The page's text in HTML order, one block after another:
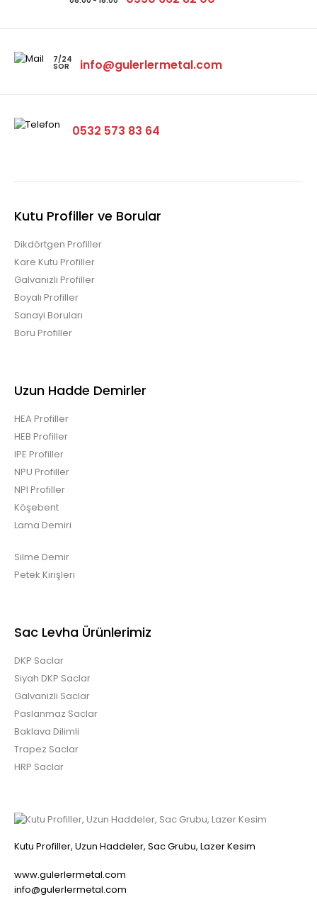
7/24
SOR info@gulerlermetal.com
0532 573 83 64
Kutu Profiller ve Borular
Dikdörtgen Profiller
Kare Kutu Profiller
Galvanizli Profiller
Boyalı Profiller
Sanayi Boruları
Boru Profiller
Uzun Hadde Demirler
HEA Profiller
HEB Profiller
IPE Profiller
NPU Profiller
NPI Profiller
Köşebent
Lama Demiri
Silme Demir
Petek Kirişleri
Sac Levha Ürünlerimiz
DKP Saclar
Siyah DKP Saclar
Galvanizli Saclar
Paslanmaz Saclar
Baklava Dilimli
Trapez Saclar
HRP Saclar
Kutu Profiller, Uzun Haddeler, Sac Grubu, Lazer Kesim
www.gulerlermetal.com
info@gulerlermetal.com